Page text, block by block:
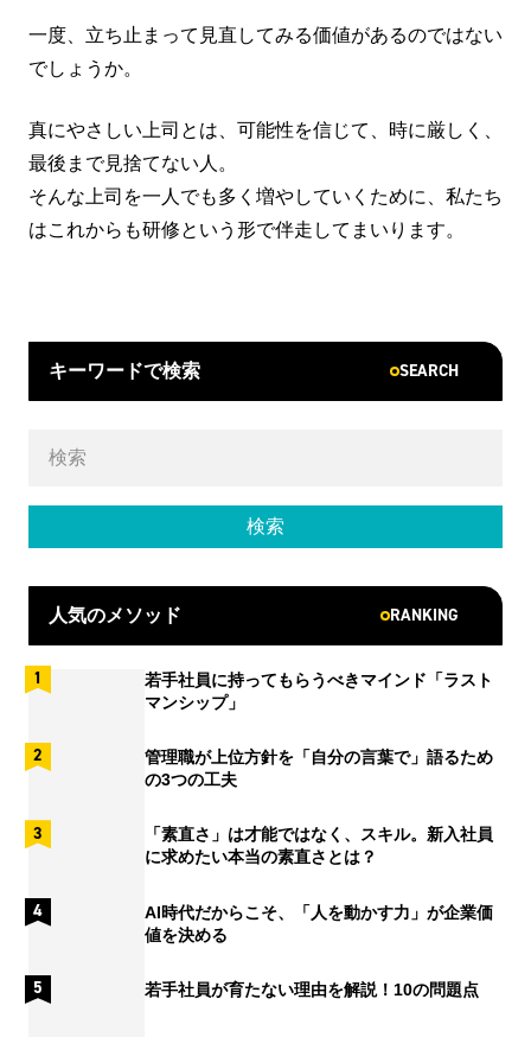
一度、立ち止まって見直してみる価値があるのではない
でしょうか。
真にやさしい上司とは、可能性を信じて、時に厳しく、
最後まで見捨てない人。
そんな上司を一人でも多く増やしていくために、私たち
はこれからも研修という形で伴走してまいります。
キーワードで検索 SEARCH
人気のメソッド RANKING
若手社員に持ってもらうべきマインド「ラスト
マンシップ」
管理職が上位方針を「自分の言葉で」語るため
の3つの工夫
「素直さ」は才能ではなく、スキル。新入社員
に求めたい本当の素直さとは？
AI時代だからこそ、「人を動かす力」が企業価
値を決める
若手社員が育たない理由を解説！10の問題点